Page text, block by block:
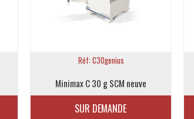
Réf: C30genius
Minimax C 30 g SCM neuve
SUR DEMANDE